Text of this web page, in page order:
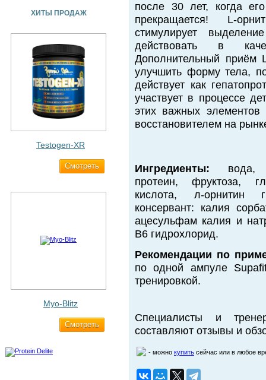
ХИТЫ ПРОДАЖ
Testogen-XR
Cмотреть
Myo-Blitz
Cмотреть
после 30 лет, когда
прекращается! L-
стимулирует
действовать в
Дополнительный приём
улучшить форму тела,
действует как
участвует в процессе
этих важных
восстановителем на
Ингредиенты: вода,
протеин, фруктоза,
кислота, л-орнитин
консервант: калия
ацесульфам калия и
В6 гидрохлорид.
Рекомендации по
по одной ампуле
тренировкой.
Специалисты и
составляют отзывы и
- можно купить сейчас или в любое